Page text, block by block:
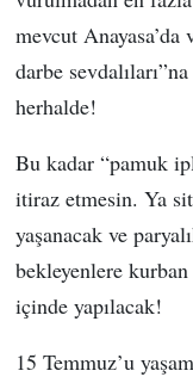
mevcut
darbe
herhalde!
Bu kadar “pamuk
itiraz etmesin. Ya
yaşanacak ve
bekleyenlere
içinde yapılacak!
15 Temmuz’u